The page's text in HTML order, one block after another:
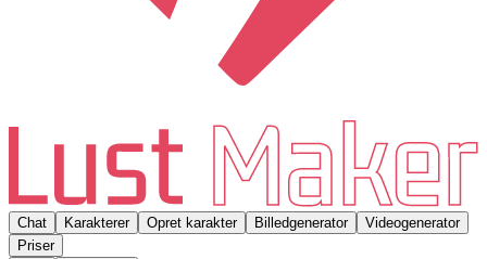
Chat Karakterer Opret karakter Billedgenerator
Videogenerator
Priser